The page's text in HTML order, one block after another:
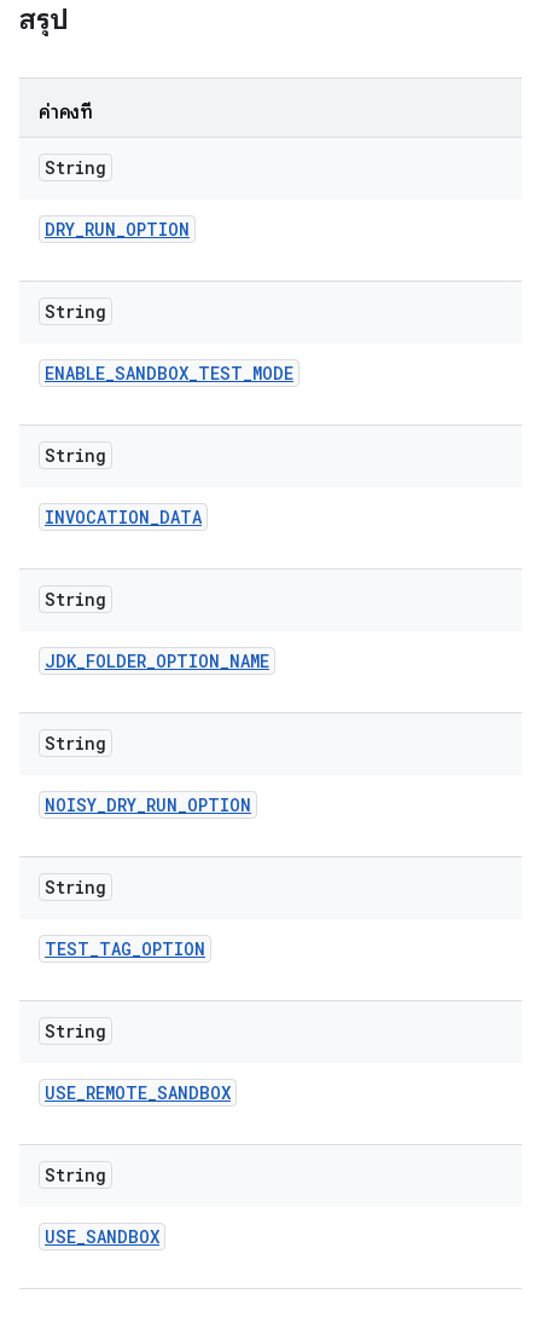
สรุป
ค่าคงที่
String
DRY_RUN_OPTION
String
ENABLE_SANDBOX_TEST_MODE
String
INVOCATION_DATA
String
JDK_FOLDER_OPTION_NAME
String
NOISY_DRY_RUN_OPTION
String
TEST_TAG_OPTION
String
USE_REMOTE_SANDBOX
String
USE_SANDBOX